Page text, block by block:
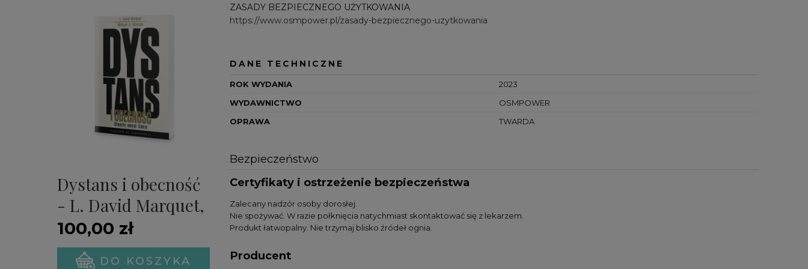
Dystans i obecność
- L. David Marquet,
Michael A. Gillespie
(PREMIERA)
100,00 zł
DO KOSZYKA
ZASADY BEZPIECZNEGO UŻYTKOWANIA
https://www.osmpower.pl/zasady-bezpiecznego-uzytkowania
DANE TECHNICZNE
ROK WYDANIA
2023
WYDAWNICTWO
OSMPOWER
OPRAWA
TWARDA
Bezpieczeństwo
Certyfikaty i ostrzeżenie bezpieczeństwa
Zalecany nadzór osoby dorosłej.
Nie spożywać. W razie połknięcia natychmiast skontaktować się z lekarzem.
Produkt łatwopalny. Nie trzymaj blisko źródeł ognia.
Producent